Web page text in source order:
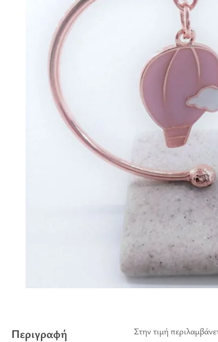
Περιγραφή Στην τιμή